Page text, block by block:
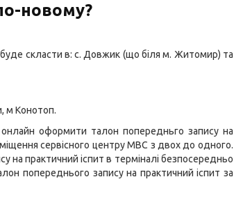
новому?
скласти в: с. Довжик (що біля м. Житомир) та
м Конотоп.
оформити талон попередньго запису на
сервісного центру МВС з двох до одного.
на практичний іспит в терміналі безпосередньо
попереднього запису на практичний іспит за